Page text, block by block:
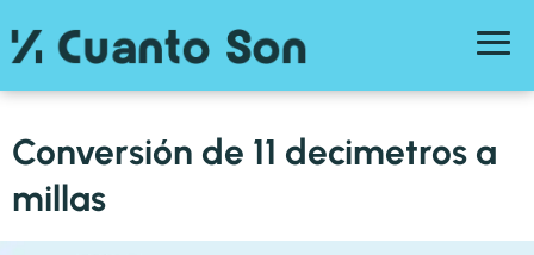
Conversión de 11 decimetros a
millas